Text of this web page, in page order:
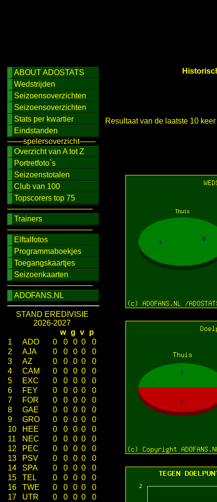
ABOUT ADOSTATS
Wedstrijden
Seizoensoverzichten
Seizoensoverzichten
Stats per kwartier
Eindstanden
───spelersoverzicht───
Overzicht van A tot Z
Portretfoto`s
Seizoenstotalen
Club van 100
Topscorers top 75
────────────────
Trainers
────────────────
Elftalfotos
Programmaboekjes
Toegangskaartjes
Seizoenkaarten
────────────────
ADOFANS.NL
STAND EREDIVISIE
2026-2027
w g v
p
1
ADO 0 0 0 0
0
2
AJA 0 0 0 0
0
3
AZ 0 0 0 0
0
4
CAM 0 0 0 0
0
5
EXC 0 0 0 0
0
6
FEY 0 0 0 0
0
7
FOR 0 0 0 0
0
8
GAE 0 0 0 0
0
9
GRO 0 0 0 0
0
10
HEE 0 0 0 0
0
11
NEC 0 0 0 0
0
12
PEC 0 0 0 0
0
13
PSV 0 0 0 0
0
14
SPA 0 0 0 0
0
15
TEL 0 0 0 0
0
16
TWE 0 0 0 0
0
17
UTR 0 0 0 0
0
Resultaat van de laatste 10